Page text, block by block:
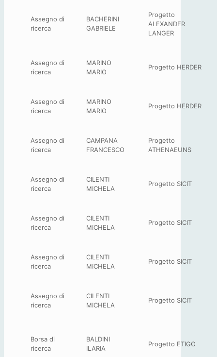
Assegno di
ricerca
BACHERINI
GABRIELE
Progetto
ALEXANDER
LANGER
Assegno di
ricerca
MARINO
MARIO
Progetto HERDER
Assegno di
ricerca
MARINO
MARIO
Progetto HERDER
Assegno di
ricerca
CAMPANA
FRANCESCO
Progetto
ATHENAEUNS
Assegno di
ricerca
CILENTI
MICHELA
Progetto SICIT
Assegno di
ricerca
CILENTI
MICHELA
Progetto SICIT
Assegno di
ricerca
CILENTI
MICHELA
Progetto SICIT
Assegno di
ricerca
CILENTI
MICHELA
Progetto SICIT
Borsa di
ricerca
BALDINI
ILARIA
Progetto ETIGO